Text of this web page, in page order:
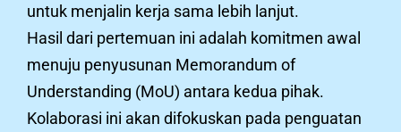
untuk menjalin kerja sama lebih lanjut.
Hasil dari pertemuan ini adalah komitmen awal
menuju penyusunan Memorandum of
Understanding (MoU) antara kedua pihak.
Kolaborasi ini akan difokuskan pada penguatan